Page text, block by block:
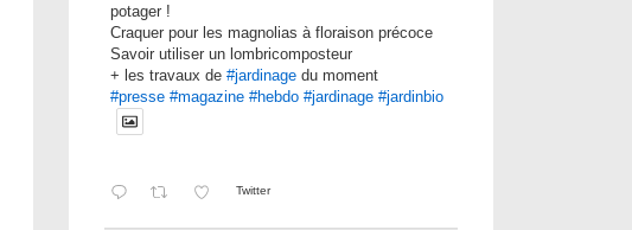
potager !
Craquer pour les magnolias à floraison précoce
Savoir utiliser un lombricomposteur
+ les travaux de#jardinage du moment
#presse #magazine #hebdo #jardinage #jardinbio
Twitter